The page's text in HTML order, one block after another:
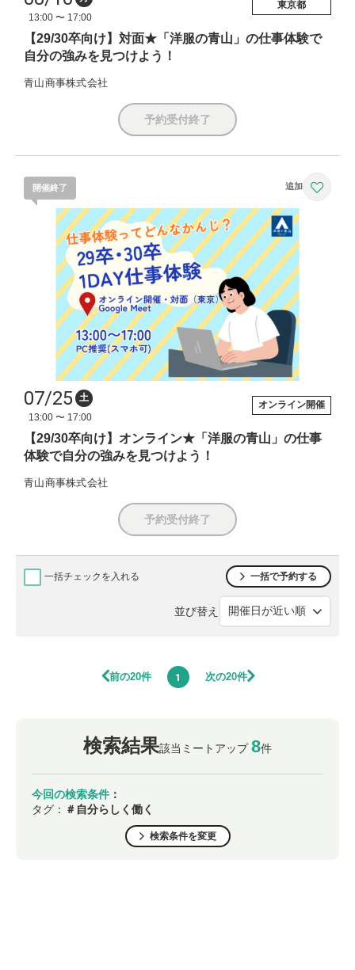
13:00 〜 17:00
東京都
【29/30卒向け】対面★「洋服の青山」の仕事体験で
自分の強みを見つけよう！
青山商事株式会社
予約受付終了
開催終了
07/25 土
13:00 〜 17:00
オンライン開催
【29/30卒向け】オンライン★「洋服の青山」の仕事
体験で自分の強みを見つけよう！
青山商事株式会社
予約受付終了
一括チェックを入れる 一括で予約する
並び替え
前の20件 1 次の20件
検索結果該当ミートアップ8件
今回の検索条件 ：
タグ： ＃自分らしく働く
検索条件を変更